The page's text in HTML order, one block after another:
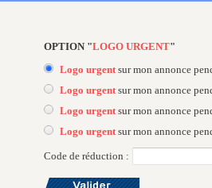
OPTION "LOGO URGENT"
Logo urgentsur mon annonce
Logo urgentsur mon annonce
Logo urgentsur mon annonce
Logo urgentsur mon annonce
Code de réduction :